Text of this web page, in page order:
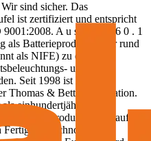
sind sicher. Das
ist zertifiziert und entspricht
A u s gab e 4 6 0 . 1
als Batterieproduzent vor rund
als NIFE) zu einem
und
Seit 1998 ist Kaufel
Thomas & Betts Corporation.
einhundertjährige
Qualitätsprodukten, die auf